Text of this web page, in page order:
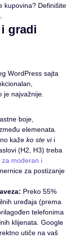
kupovina? Definišite
gradi
WordPress sajta
je najvažnije.
boje,
elemenata.
kaže ko ste vii
(H2, H3) treba
za moderan i
za postizanje
Preko 55%
uređaja (prema
telefonima
klijenata. Google
utiče na vaš